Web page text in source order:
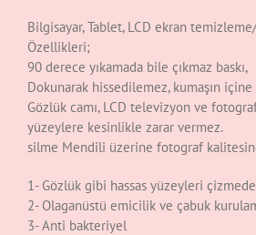
Bilgisayar, Tablet, LCD ekran
Özellikleri;
90 derece yıkamada bile çıkmaz baskı,
Dokunarak hissedilemez, kumaşın içine
Gözlük camı, LCD televizyon ve
yüzeylere kesinlikle zarar vermez.
silme Mendili üzerine fotograf
1- Gözlük gibi hassas yüzeyleri
2- Olaganüstü emicilik ve çabuk
3- Anti bakteriyel